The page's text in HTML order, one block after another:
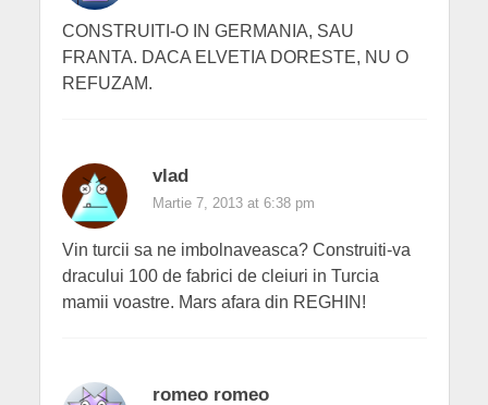
CONSTRUITI-O IN GERMANIA, SAU
FRANTA. DACA ELVETIA DORESTE, NU O
REFUZAM.
vlad
Martie 7, 2013 at 6:38 pm
Vin turcii sa ne imbolnaveasca? Construiti-va
dracului 100 de fabrici de cleiuri in Turcia
mamii voastre. Mars afara din REGHIN!
romeo romeo